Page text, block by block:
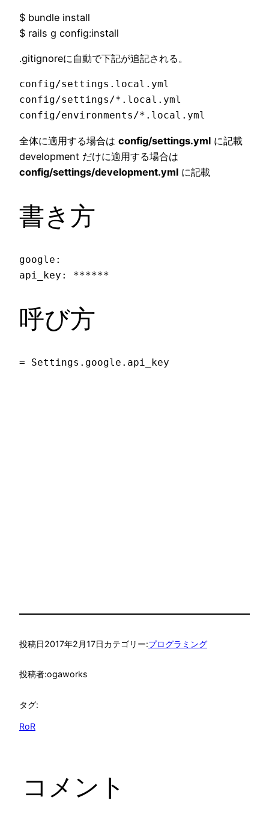
$ bundle install
$ rails g config:install
.gitignoreに自動で下記が追記される。
config/settings.local.yml
config/settings/*.local.yml
config/environments/*.local.yml
全体に適用する場合は config/settings.yml に記載
development だけに適用する場合は
config/settings/development.yml に記載
書き方
google:
api_key: ******
呼び方
= Settings.google.api_key
投稿日2017年2月17日カテゴリー:プログラミング
投稿者:ogaworks
タグ:
RoR
コメント